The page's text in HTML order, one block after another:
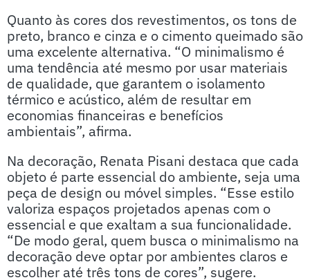
Quanto às cores dos revestimentos, os tons de
preto, branco e cinza e o cimento queimado são
uma excelente alternativa. “O minimalismo é
uma tendência até mesmo por usar materiais
de qualidade, que garantem o isolamento
térmico e acústico, além de resultar em
economias financeiras e benefícios
ambientais”, afirma.
Na decoração, Renata Pisani destaca que cada
objeto é parte essencial do ambiente, seja uma
peça de design ou móvel simples. “Esse estilo
valoriza espaços projetados apenas com o
essencial e que exaltam a sua funcionalidade.
“De modo geral, quem busca o minimalismo na
decoração deve optar por ambientes claros e
escolher até três tons de cores”, sugere.